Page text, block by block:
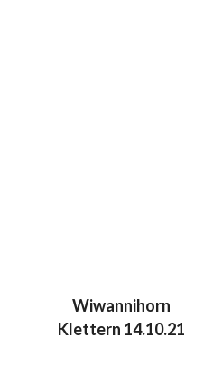
Wiwannihorn
Klettern 14.10.21